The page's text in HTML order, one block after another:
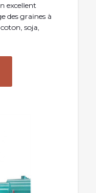
excellent
des graines à
soja,